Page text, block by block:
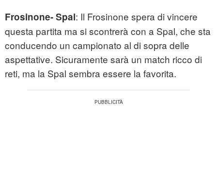
Frosinone- Spal: Il Frosinone spera di vincere
questa partita ma si scontrerà con a Spal, che sta
conducendo un campionato al di sopra delle
aspettative. Sicuramente sarà un match ricco di
reti, ma la Spal sembra essere la favorita.